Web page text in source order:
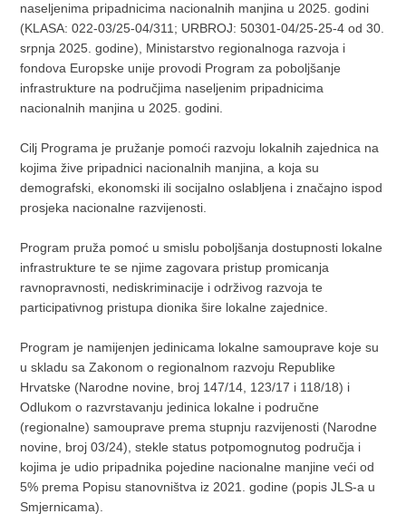
naseljenima pripadnicima nacionalnih manjina u 2025. godini
(KLASA: 022-03/25-04/311; URBROJ: 50301-04/25-25-4 od 30.
srpnja 2025. godine), Ministarstvo regionalnoga razvoja i
fondova Europske unije provodi Program za poboljšanje
infrastrukture na područjima naseljenim pripadnicima
nacionalnih manjina u 2025. godini.
Cilj Programa je pružanje pomoći razvoju lokalnih zajednica na
kojima žive pripadnici nacionalnih manjina, a koja su
demografski, ekonomski ili socijalno oslabljena i značajno ispod
prosjeka nacionalne razvijenosti.
Program pruža pomoć u smislu poboljšanja dostupnosti lokalne
infrastrukture te se njime zagovara pristup promicanja
ravnopravnosti, nediskriminacije i održivog razvoja te
participativnog pristupa dionika šire lokalne zajednice.
Program je namijenjen jedinicama lokalne samouprave koje su
u skladu sa Zakonom o regionalnom razvoju Republike
Hrvatske (Narodne novine, broj 147/14, 123/17 i 118/18) i
Odlukom o razvrstavanju jedinica lokalne i područne
(regionalne) samouprave prema stupnju razvijenosti (Narodne
novine, broj 03/24), stekle status potpomognutog područja i
kojima je udio pripadnika pojedine nacionalne manjine veći od
5% prema Popisu stanovništva iz 2021. godine (popis JLS-a u
Smjernicama).